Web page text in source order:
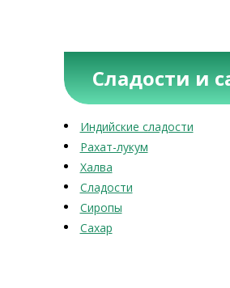
Сладости и
Индийские сладости
Рахат-лукум
Халва
Сладости
Сиропы
Сахар